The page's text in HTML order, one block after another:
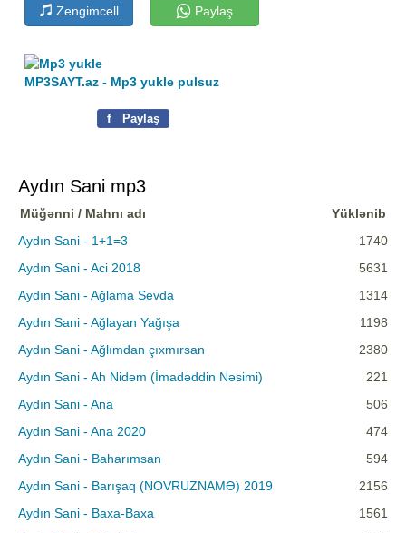
Zengimcell Paylaş
MP3SAYT.az - Mp3 yukle pulsuz
f Paylaş
Aydın Sani mp3
Müğənni / Mahnı adı
Yüklənib
Aydın Sani - 1+1=3
1740
Aydın Sani - Aci 2018
5631
Aydın Sani - Ağlama Sevda
1314
Aydın Sani - Ağlayan Yağışa
1198
Aydın Sani - Ağlımdan çıxmırsan
2380
Aydın Sani - Ah Nidəm (İmadəddin Nəsimi)
221
Aydın Sani - Ana
506
Aydın Sani - Ana 2020
474
Aydın Sani - Baharımsan
594
Aydın Sani - Barışaq (NOVRUZNAMƏ) 2019
2156
Aydın Sani - Baxa-Baxa
1561